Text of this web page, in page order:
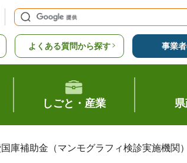
よくある質問から探す 事業
しごと・産業
庫補助金（マンモグラフィ検診実施機関